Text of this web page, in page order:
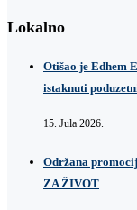
Lokalno
Otišao je Edhem
istaknuti
15. Jula 2026.
Održana
ZA ŽIVOT